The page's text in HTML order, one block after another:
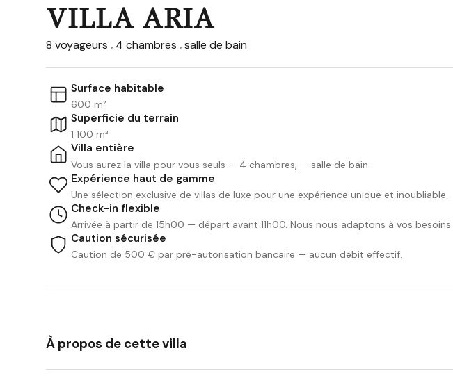
VILLA ARIA
8 voyageurs 4 chambres salle de bain
Surface habitable
600 m²
Superficie du terrain
1 100 m²
Villa entière
Vous aurez la villa pour vous seuls — 4 chambres, — salle de bain.
Expérience haut de gamme
Une sélection exclusive de villas de luxe pour une expérience unique et inoubliable.
Check-in flexible
Arrivée à partir de 15h00 — départ avant 11h00. Nous nous adaptons à vos besoins.
Caution sécurisée
Caution de 500 € par pré-autorisation bancaire — aucun débit effectif.
À propos de cette villa